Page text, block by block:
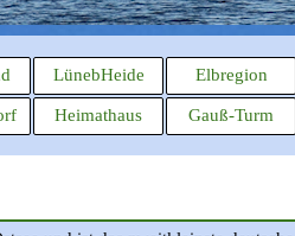
LünebHeide Elbregion
Heimathaus Gauß-Turm